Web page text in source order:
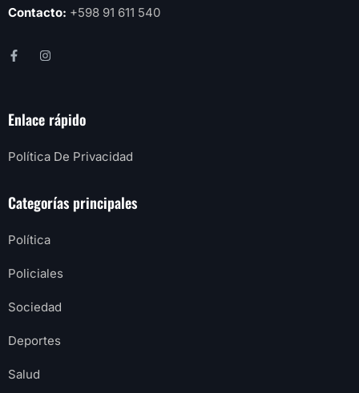
Contacto: +598 91 611 540
Enlace rápido
Política De Privacidad
Categorías principales
Política
Policiales
Sociedad
Deportes
Salud